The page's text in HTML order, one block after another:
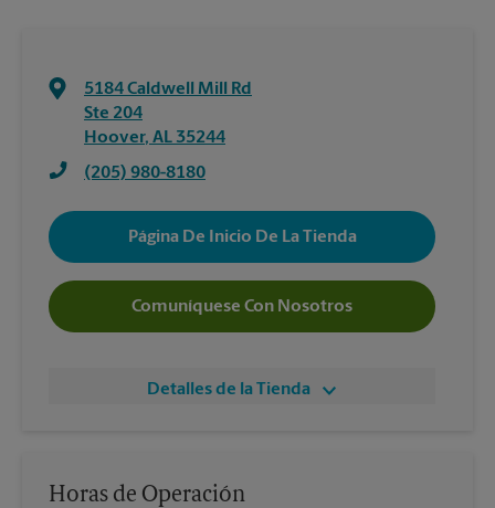
5184 Caldwell Mill Rd
Ste 204
Hoover, AL 35244
(205) 980-8180
Página De Inicio De La Tienda
Comuníquese Con Nosotros
Detalles de la Tienda
Horas de Operación